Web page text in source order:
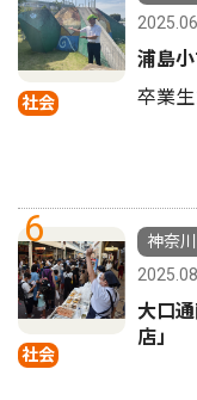
社会
浦島
卒業
6
社会
神奈
大口
店」